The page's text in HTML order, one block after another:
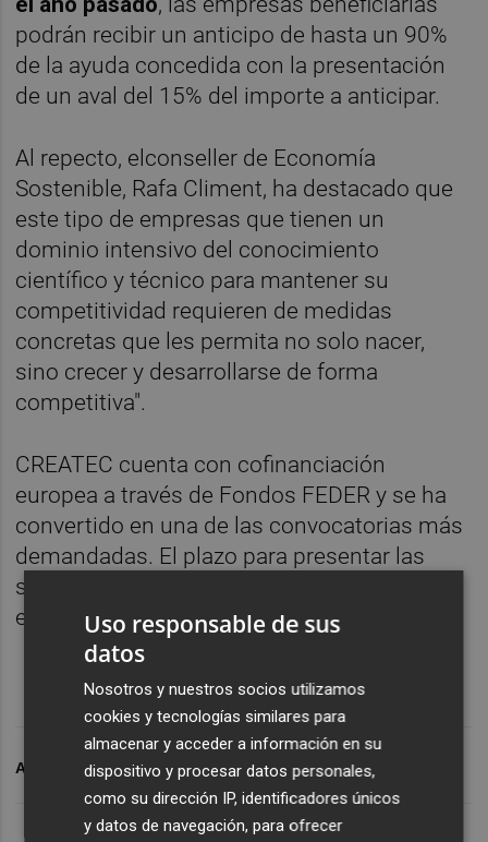
podrán recibir un anticipo de hasta un 90%
de la ayuda concedida con la presentación
de un aval del 15% del importe a anticipar.
Al repecto, elconseller de Economía
Sostenible, Rafa Climent, ha destacado que
este tipo de empresas que tienen un
dominio intensivo del conocimiento
científico y técnico para mantener su
competitividad requieren de medidas
concretas que les permita no solo nacer,
sino crecer y desarrollarse de forma
competitiva".
CREATEC cuenta con cofinanciación
europea a través de Fondos FEDER y se ha
convertido en una de las convocatorias más
demandadas. El plazo para presentar las
solicitudes comenzará el próximo 12 de
enero y finalizará el 4 de febrero.
ARCHIVADO EN IVACE
Uso responsable de sus
datos
Nosotros y nuestros socios utilizamos
cookies y tecnologías similares para
almacenar y acceder a información en su
dispositivo y procesar datos personales,
como su dirección IP, identificadores únicos
y datos de navegación, para ofrecer